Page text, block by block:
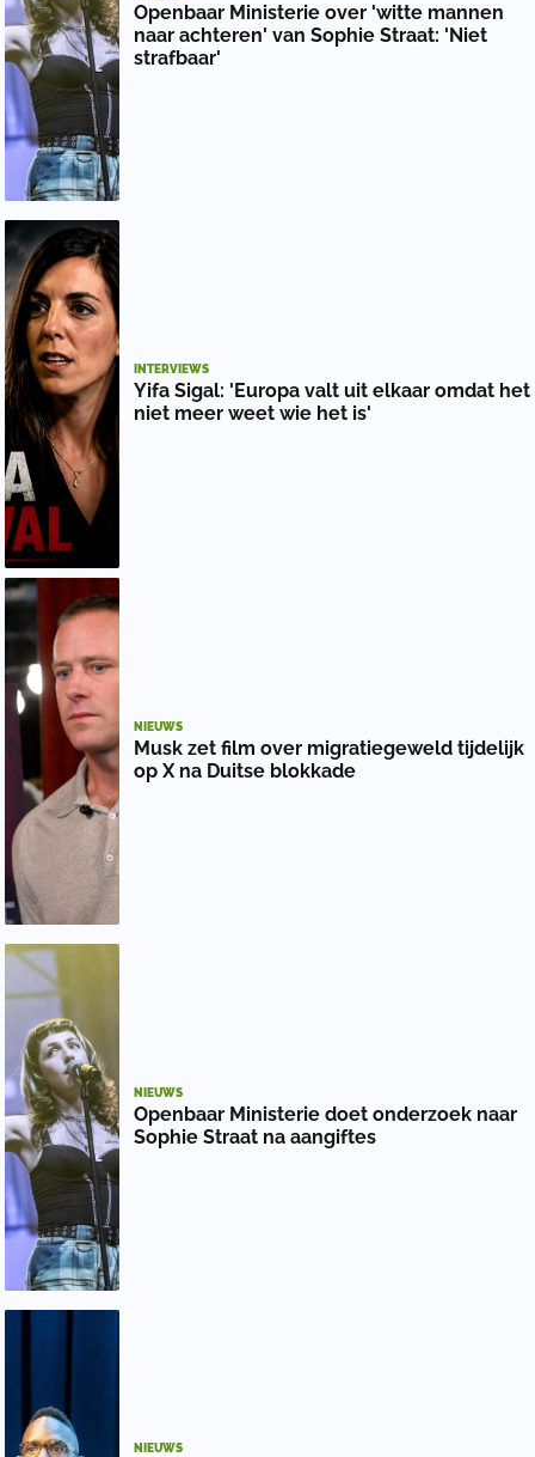
Openbaar Ministerie over 'witte mannen
naar achteren' van Sophie Straat: 'Niet
strafbaar'
INTERVIEWS
Yifa Sigal: 'Europa valt uit elkaar omdat het
niet meer weet wie het is'
NIEUWS
Musk zet film over migratiegeweld tijdelijk
op X na Duitse blokkade
NIEUWS
Openbaar Ministerie doet onderzoek naar
Sophie Straat na aangiftes
NIEUWS